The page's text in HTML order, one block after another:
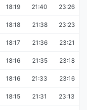
18:19 21:40 23:26
18:18 21:38 23:23
18:17 21:36 23:21
18:16 21:35 23:18
18:16 21:33 23:16
18:15 21:31 23:13